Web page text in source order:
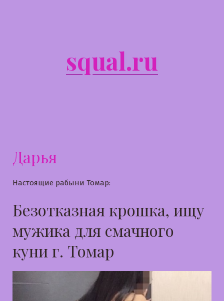
squal.ru
Дарья
Настоящие рабыни Томар:
Безотказная крошка, ищу
мужика для смачного
куни г. Томар